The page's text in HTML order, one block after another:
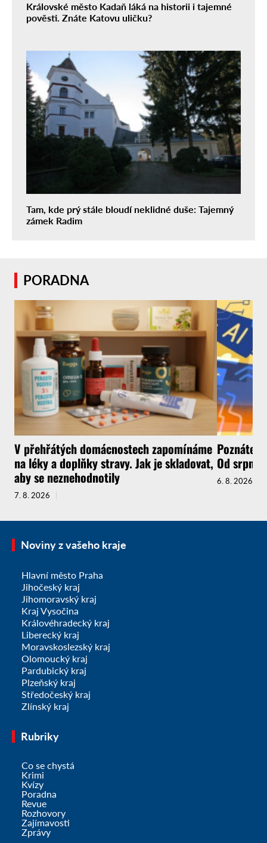
Královské město Kadaň láká na historii i tajemné
pověsti. Znáte Katovu uličku?
Tam, kde prý stále bloudí neklidné duše: Tajemný
zámek Radim
PORADNA
V přehřátých domácnostech zapomínáme
na léky a doplňky stravy. Jak je skladovat,
aby se neznehodnotily
7. 8. 2026
Poznáte,
Od srpna
6. 8. 2026
Noviny z vašeho kraje
Hlavní město Praha
Jihočeský kraj
Jihomoravský kraj
Kraj Vysočina
Královéhradecký kraj
Liberecký kraj
Moravskoslezský kraj
Olomoucký kraj
Pardubický kraj
Plzeňský kraj
Středočeský kraj
Zlínský kraj
Rubriky
Co se chystá
Krimi
Kvízy
Poradna
Revue
Rozhovory
Zajímavosti
Zprávy